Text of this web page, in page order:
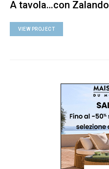
A tavola…con Zalando
VIEW PROJECT